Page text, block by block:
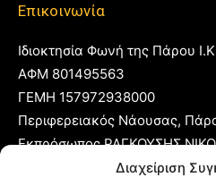
Διαχείριση
Επικοινωνία
Ιδιοκτησία Φωνή της Πάρου
ΑΦΜ 801495563
ΓΕΜΗ 157972938000
Περιφερειακός Νάουσας,
Εκπρόσωπος ΡΑΓΚΟΥΣΗΣ